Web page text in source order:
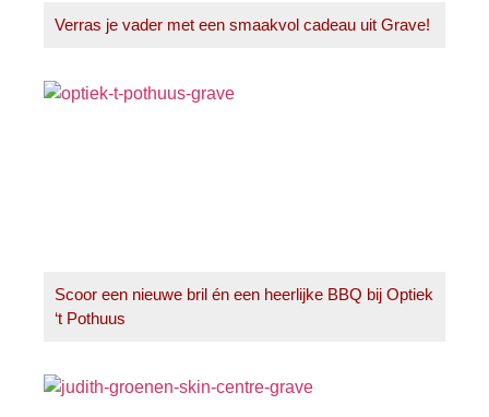
Verras je vader met een smaakvol cadeau uit Grave!
Scoor een nieuwe bril én een heerlijke BBQ bij Optiek
‘t Pothuus